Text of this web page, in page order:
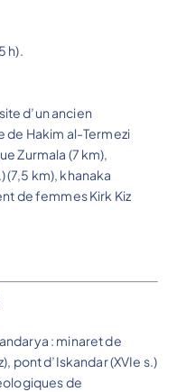
h).
d’un ancien
de Hakim al-Termezi
Zurmala (7 km),
(7,5 km), khanaka
de femmes Kirk Kiz
: minaret de
pont d’Iskandar (XVIe s.)
de